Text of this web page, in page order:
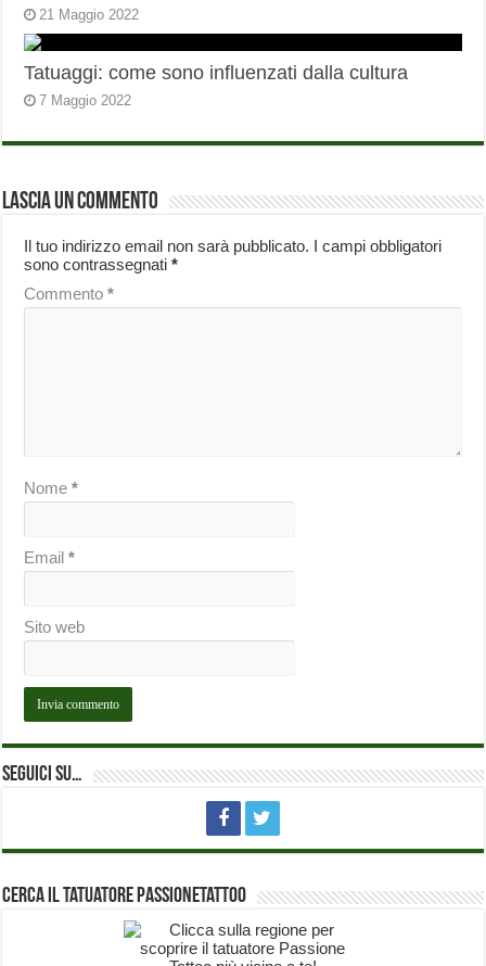
21 Maggio 2022
Tatuaggi: come sono influenzati dalla cultura
7 Maggio 2022
Lascia un commento
Il tuo indirizzo email non sarà pubblicato. I campi obbligatori
sono contrassegnati*
Commento*
Nome*
Email*
Sito web
Seguici su…
Cerca il Tatuatore PassioneTattoo